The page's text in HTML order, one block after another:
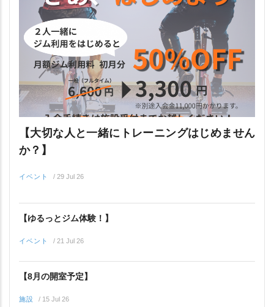
【大切な人と一緒にトレーニングはじめません
か？】
イベント / 29 Jul 26
【ゆるっとジム体験！】
イベント / 21 Jul 26
【8月の開室予定】
施設 / 15 Jul 26